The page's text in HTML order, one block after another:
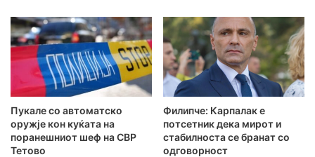
Пукале со автоматско
оружје кон куќата на
поранешниот шеф на СВР
Тетово
Филипче: Карпалак е
потсетник дека мирот и
стабилноста се бранат со
одговорност